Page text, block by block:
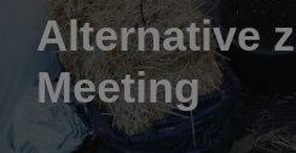
Alternative
Meeting